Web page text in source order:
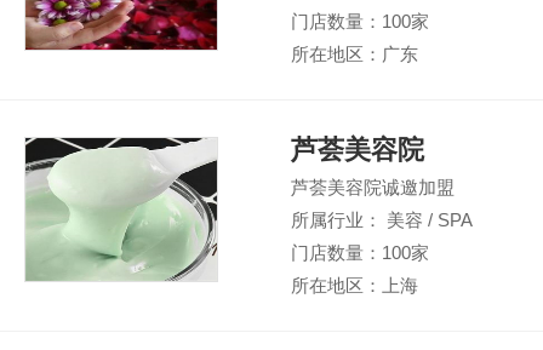
门店数量：100家
所在地区：广东
芦荟美容院
芦荟美容院诚邀加盟
所属行业： 美容 / SPA
门店数量：100家
所在地区：上海